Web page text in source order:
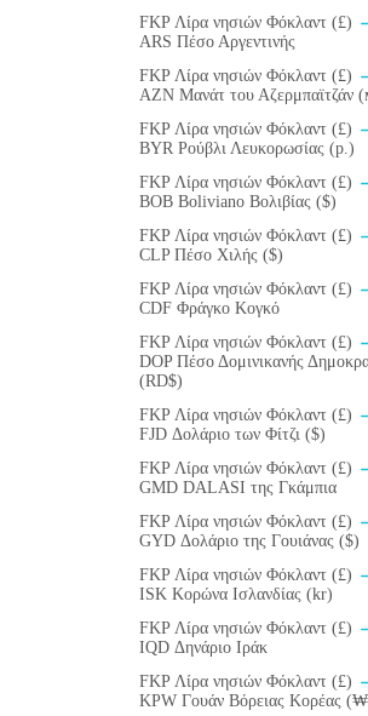
FKP Λίρα νησιών Φόκλαντ (£)
ARS Πέσο Αργεντινής
FKP Λίρα νησιών Φόκλαντ (£)
AZN Μανάτ του Αζερμπαϊτζάν
FKP Λίρα νησιών Φόκλαντ (£)
BYR Ρούβλι Λευκορωσίας (p.)
FKP Λίρα νησιών Φόκλαντ (£)
BOB Boliviano Βολιβίας ($)
FKP Λίρα νησιών Φόκλαντ (£)
CLP Πέσο Χιλής ($)
FKP Λίρα νησιών Φόκλαντ (£)
CDF Φράγκο Κογκό
FKP Λίρα νησιών Φόκλαντ (£)
DOP Πέσο Δομινικανής
(RD$)
FKP Λίρα νησιών Φόκλαντ (£)
FJD Δολάριο των Φίτζι ($)
FKP Λίρα νησιών Φόκλαντ (£)
GMD DALASI της Γκάμπια
FKP Λίρα νησιών Φόκλαντ (£)
GYD Δολάριο της Γουιάνας ($)
FKP Λίρα νησιών Φόκλαντ (£)
ISK Κορώνα Ισλανδίας (kr)
FKP Λίρα νησιών Φόκλαντ (£)
IQD Δηνάριο Ιράκ
FKP Λίρα νησιών Φόκλαντ (£)
KPW Γουάν Βόρειας Κορέας